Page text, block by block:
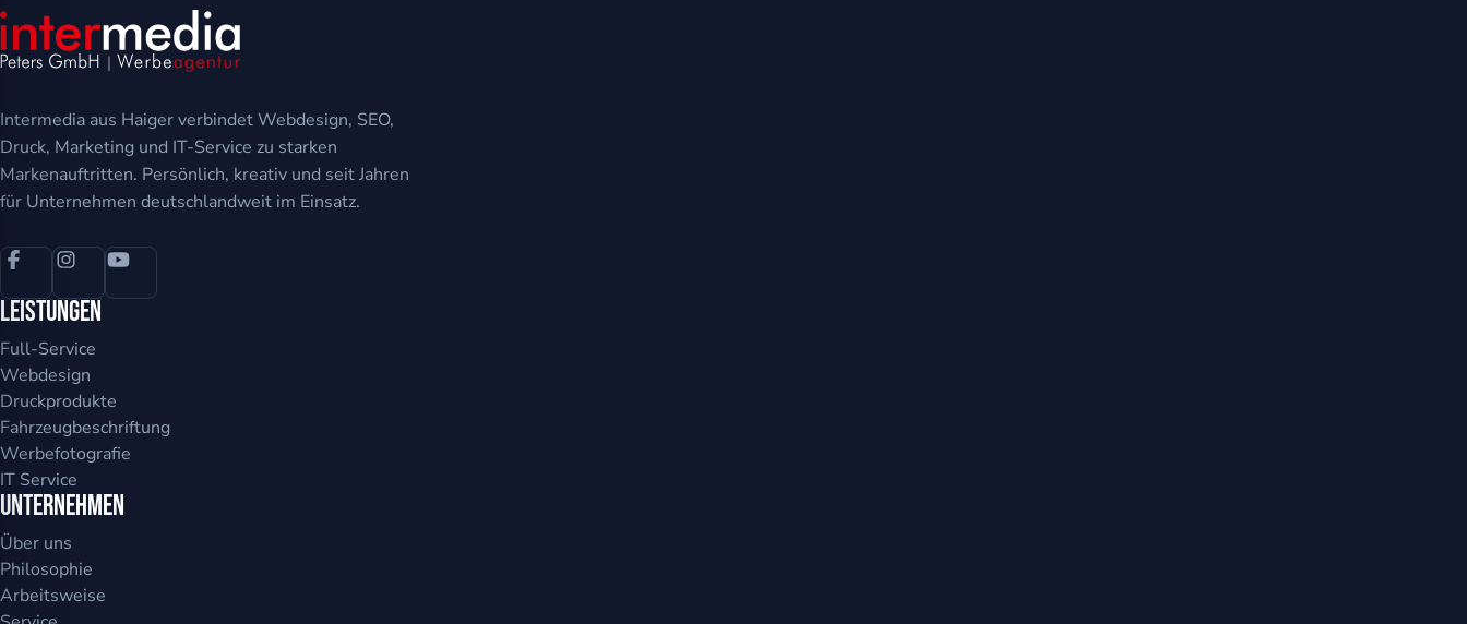
Intermedia aus Haiger verbindet Webdesign, SEO,
Druck, Marketing und IT-Service zu starken
Markenauftritten. Persönlich, kreativ und seit Jahren
für Unternehmen deutschlandweit im Einsatz.
Leistungen
Full-Service
Webdesign
Druckprodukte
Fahrzeugbeschriftung
Werbefotografie
IT Service
Unternehmen
Über uns
Philosophie
Arbeitsweise